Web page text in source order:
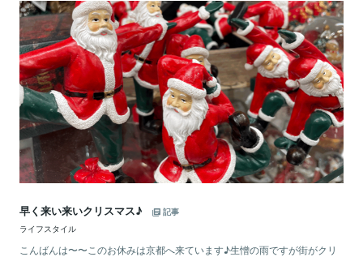
早く来い来いクリスマス♪
記事
ライフスタイル
こんばんは〜〜このお休みは京都へ来ています♪生憎の雨ですが街がクリ